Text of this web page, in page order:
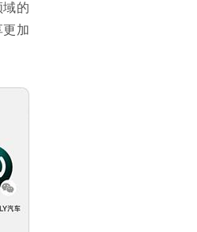
域的
更加